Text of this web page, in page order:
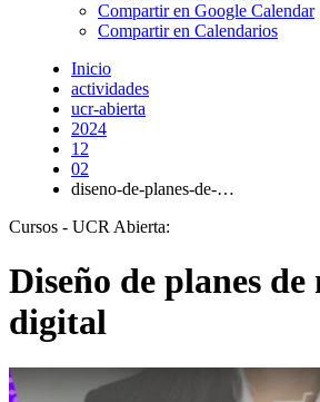
Compartir en Google Calendar
Compartir en Calendarios
Inicio
actividades
ucr-abierta
2024
12
02
diseno-de-planes-de-…
Cursos - UCR Abierta:
Diseño de planes
digital